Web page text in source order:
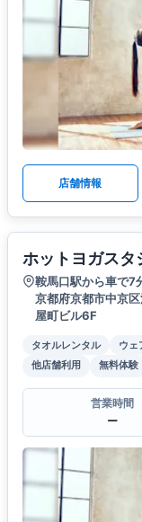
店舗情報
ホットヨガスタ
鞍馬口駅から車で7
京都府京都市中京
屋町ビル6F
タオルレンタル ウェ
他店舗利用
無料体験
営業時間
ー